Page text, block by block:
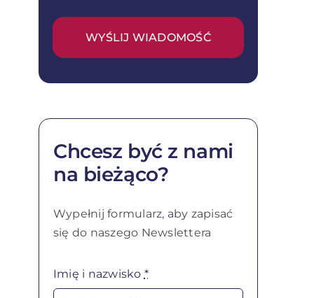
WYŚLIJ WIADOMOŚĆ
Chcesz być z nami
na bieżąco?
Wypełnij formularz, aby zapisać
się do naszego Newslettera
Imię i nazwisko *